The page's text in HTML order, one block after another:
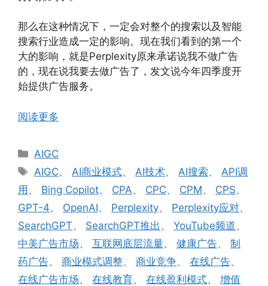
那么在这种情况下，一定会对整个的搜索以及智能
搜索行业造成一定的影响。现在我们看到的第一个
大的影响，就是Perplexity原来承诺说我不做广告
的，现在说我要去做广告了，发文说今年四季度开
始提供广告服务。
阅读更多
分
类
AIGC
标
签
AIGC、 AI商业模式、 AI技术、 AI搜索、 API调
用 、 Bing Copilot、 CPA、 CPC、 CPM、 CPS、
GPT-4、 OpenAI、 Perplexity、 Perplexity应对、
SearchGPT、 SearchGPT推出 、 YouTube频道、
中美广告市场、 互联网底层流量、 健康广告、 制
药广告、 商业模式调整、 商业竞争、 在线广告、
在线广告市场、 在线教育、 在线盈利模式、 增值